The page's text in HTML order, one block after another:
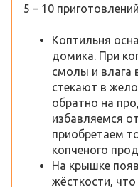
5 – 10
Коптильня
домика. При
смолы и влага
стекают в
обратно на
избавляемся
приобретаем
копченого
На крышке
жёсткости,